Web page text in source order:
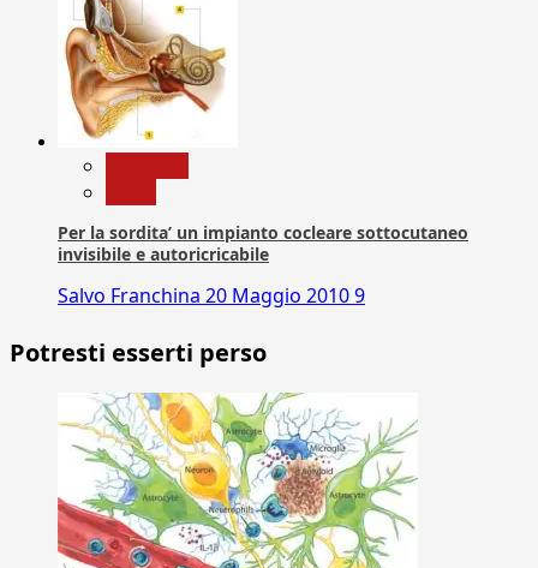
Per la sordita’ un impianto cocleare sottocutaneo
invisibile e autoricricabile
Salvo Franchina 20 Maggio 20109
Potresti esserti perso